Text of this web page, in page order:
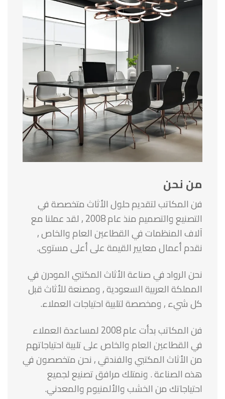
من نحن
فن المكاتب لتقديم حلول الأثاث متخصصة في
التصنيع والتصميم منذ عام 2008 , لقد عملنا مع
آلاف المنظمات في القطاعين العام والخاص ,
نقدم أعمال معايير القيمة على أعلى مستوى.
نحن الرواد في صناعة الأثاث المكتبي المودرن في
المملكة العربية السعودية , ومصنعة للأثاث قبل
كل شيء , ومخصصة لتلبية احتياجات العملاء.
فن المكاتب بدأت عام 2008 لمساعدة العملاء
في القطاعين العام والخاص على تلبية احتياجاتهم
من الأثاث المكتبي والفندقي , نحن متخصصون في
هذه الصناعة . ونمتلك مرافق تصنيع لجميع
احتياجاتك من الخشب والألمنيوم والمعدني.